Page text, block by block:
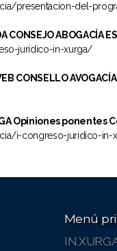
presentacion-del-
CONSEJO
juridico-in-xurga/
CONSELLO
Opiniones ponentes
i-congreso-juridico-in-
Menú